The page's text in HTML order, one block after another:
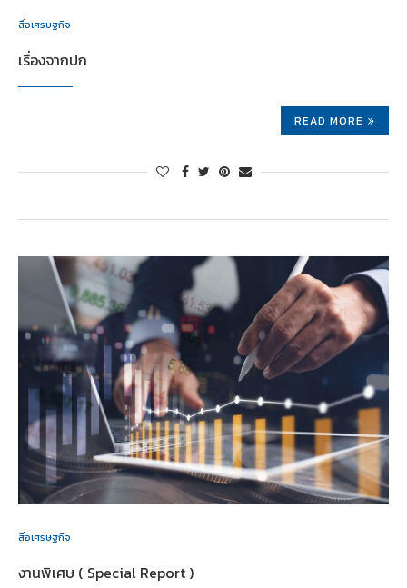
สื่อเศรษฐกิจ
เรื่องจากปก
READ MORE
สื่อเศรษฐกิจ
งานพิเศษ ( Special Report )